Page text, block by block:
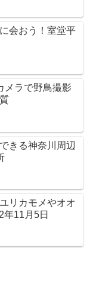
会おう！室堂平
メラで野鳥撮影
きる神奈川周辺
リカモメやオオ
年11月5日